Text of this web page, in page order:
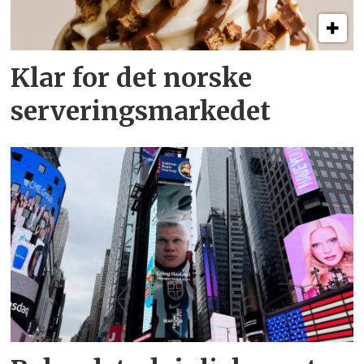
Klar for det norske
serveringsmarkedet